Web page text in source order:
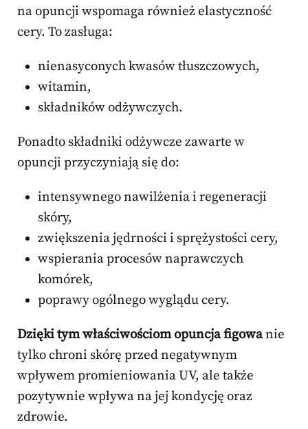
na opuncji wspomaga również elastyczność
cery. To zasługa:
nienasyconych kwasów tłuszczowych,
witamin,
składników odżywczych.
Ponadto składniki odżywcze zawarte w
opuncji przyczyniają się do:
intensywnego nawilżenia i regeneracji
skóry,
zwiększenia jędrności i sprężystości cery,
wspierania procesów naprawczych
komórek,
poprawy ogólnego wyglądu cery.
Dzięki tym właściwościom opuncja figowanie
tylko chroni skórę przed negatywnym
wpływem promieniowania UV, ale także
pozytywnie wpływa na jej kondycję oraz
zdrowie.